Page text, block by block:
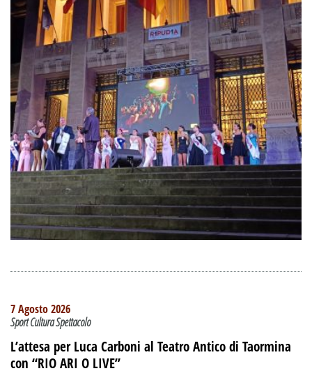
7 Agosto 2026
Sport Cultura Spettacolo
L’attesa per Luca Carboni al Teatro Antico di Taormina
con “RIO ARI O LIVE”